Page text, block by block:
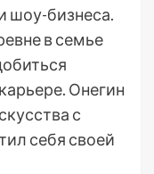
шоу-бизнеса.
в семье
Онегин
с
себя своей